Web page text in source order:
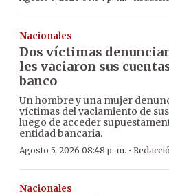
Nacionales
Dos víctimas
les vaciaron sus
banco
Un hombre y una mujer
víctimas del vaciamiento de
luego de acceder
entidad bancaria.
Agosto 5, 2026 08:48 p. m. ·
Nacionales